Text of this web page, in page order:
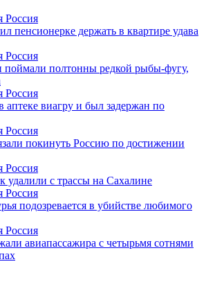
пенсионерке держать в квартире удава
поймали полтонны редкой рыбы-фугу,
аптеке виагру и был задержан по
покинуть Россию по достижении
удалили с трассы на Сахалине
подозревается в убийстве любимого
авиапассажира с четырьмя сотнями